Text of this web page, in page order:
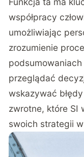
współpracy
umożliwiając
zrozumienie
przeglądać
wskazywać
zwrotne, które SI
swoich strategii